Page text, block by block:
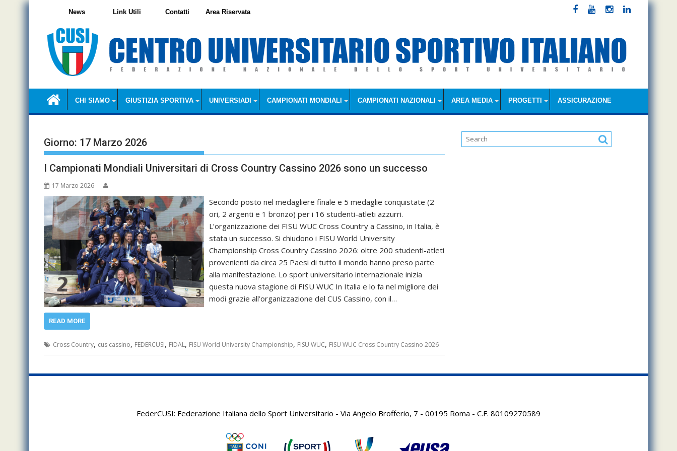
Skip
CHI SIAMO GIUSTIZIA SPORTIVA UNIVERSIADI CAMPIONATI MONDIALI CAMPIONATI NAZIONALI AREA MEDIA PROGETTI ASSICURAZIONE
News Link Utili Contatti Area Riservata
Giorno: 17 Marzo 2026
I Campionati Mondiali Universitari di Cross Country Cassino 2026 sono un successo
17 Marzo 2026
Secondo posto nel medagliere finale e 5 medaglie conquistate (2
ori, 2 argenti e 1 bronzo) per i 16 studenti-atleti azzurri.
L’organizzazione dei FISU WUC Cross Country a Cassino, in Italia, è
stata un successo. Si chiudono i FISU World University
Championship Cross Country Cassino 2026: oltre 200 studenti-atleti
provenienti da circa 25 Paesi di tutto il mondo hanno preso parte
alla manifestazione. Lo sport universitario internazionale inizia
questa nuova stagione di FISU WUC In Italia e lo fa nel migliore dei
modi grazie all’organizzazione del CUS Cassino, con il…
READ MORE
Cross Country, cus cassino, FEDERCUSI, FIDAL, FISU World University Championship, FISU WUC, FISU WUC Cross Country Cassino 2026
FederCUSI: Federazione Italiana dello Sport Universitario - Via Angelo Brofferio, 7 - 00195 Roma - C.F. 80109270589